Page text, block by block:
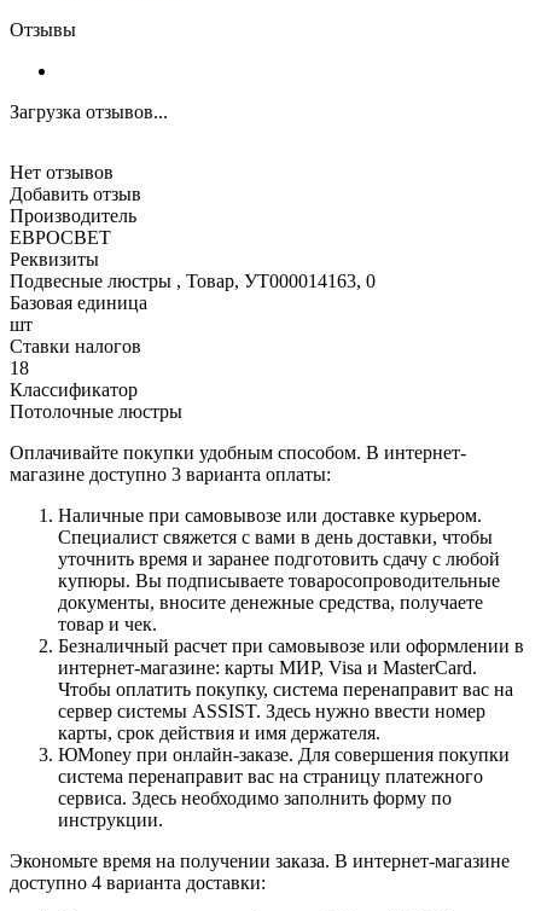
Отзывы
Загрузка отзывов...
Нет отзывов
Добавить отзыв
Производитель
ЕВРОСВЕТ
Реквизиты
Подвесные люстры , Товар, УТ000014163, 0
Базовая единица
шт
Ставки налогов
18
Классификатор
Потолочные люстры
Оплачивайте покупки удобным способом. В интернет-
магазине доступно 3 варианта оплаты:
Наличные при самовывозе или доставке курьером.
Специалист свяжется с вами в день доставки, чтобы
уточнить время и заранее подготовить сдачу с любой
купюры. Вы подписываете товаросопроводительные
документы, вносите денежные средства, получаете
товар и чек.
Безналичный расчет при самовывозе или оформлении в
интернет-магазине: карты МИР, Visa и MasterCard.
Чтобы оплатить покупку, система перенаправит вас на
сервер системы ASSIST. Здесь нужно ввести номер
карты, срок действия и имя держателя.
ЮMoney при онлайн-заказе. Для совершения покупки
система перенаправит вас на страницу платежного
сервиса. Здесь необходимо заполнить форму по
инструкции.
Экономьте время на получении заказа. В интернет-магазине
доступно 4 варианта доставки: